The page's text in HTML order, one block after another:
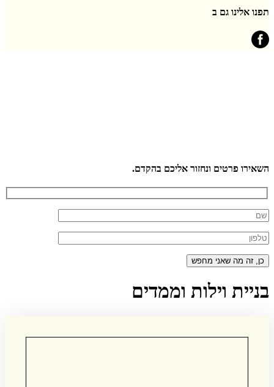
תפנו אלינו גם ב
השאירו פרטים ונחזור אליכם בהקדם.
בניית וילות וממדים